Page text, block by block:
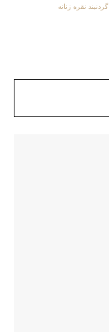
گردنبند نقره زنانه